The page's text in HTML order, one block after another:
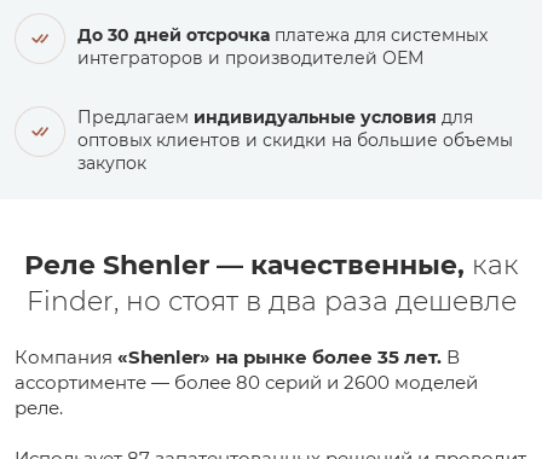
До 30 дней отсрочка платежа для системных
интеграторов и производителей ОЕМ
Предлагаем индивидуальные условия для
оптовых клиентов и скидки на большие объемы
закупок
Реле Shenler — качественные, как
Finder, но стоят в два раза дешевле
Компания «Shenler» на рынке более 35 лет. В
ассортименте — более 80 серий и 2600 моделей
реле.